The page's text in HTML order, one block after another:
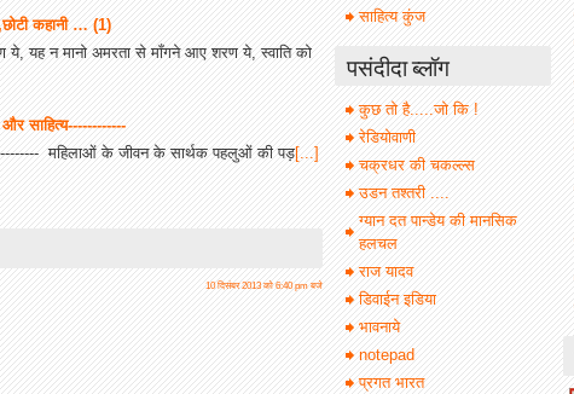
कहानी … (1)
यह न मानो अमरता से माँगने आए शरण ये, स्वाति को
साहित्य------------
महिलाओं के जीवन के सार्थक पहलुओं की पड़[...]
10 दिसंबर 2013 को 6:40 pm बजे
साहित्य कुंज
पसंदीदा ब्लॉग
कुछ तो है.....जो कि !
रेडियोवाणी
चक्रधर की चकल्ल्स
उडन तश्तरी ....
ग्यान दत पान्डेय की मानसिक
हलचल
राज यादव
डिवाईन इडिया
भावनाये
notepad
प्रगत भारत